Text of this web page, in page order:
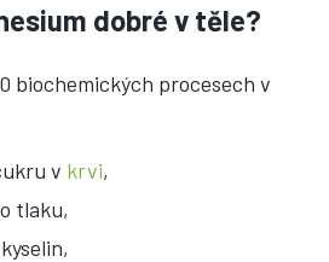
dobré v těle?
biochemických procesech v
v krvi,
tlaku,